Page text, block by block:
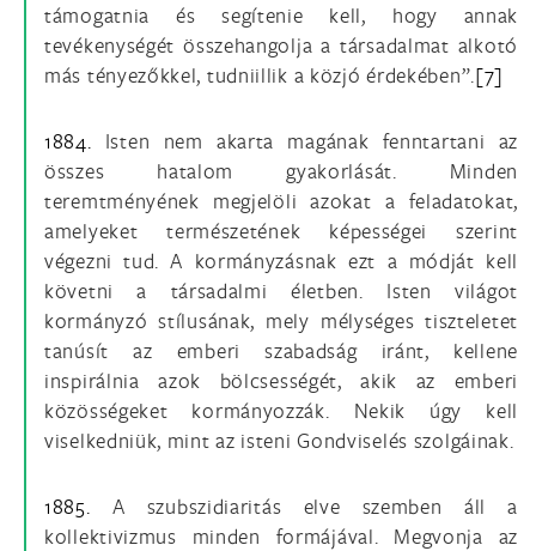
támogatnia és segítenie kell, hogy annak
tevékenységét összehangolja a társadalmat alkotó
más tényezőkkel, tudniillik a közjó érdekében”.[7]
1884. Isten nem akarta magának fenntartani az
összes hatalom gyakorlását. Minden
teremtményének megjelöli azokat a feladatokat,
amelyeket természetének képességei szerint
végezni tud. A kormányzásnak ezt a módját kell
követni a társadalmi életben. Isten világot
kormányzó stílusának, mely mélységes tiszteletet
tanúsít az emberi szabadság iránt, kellene
inspirálnia azok bölcsességét, akik az emberi
közösségeket kormányozzák. Nekik úgy kell
viselkedniük, mint az isteni Gondviselés szolgáinak.
1885. A szubszidiaritás elve szemben áll a
kollektivizmus minden formájával. Megvonja az